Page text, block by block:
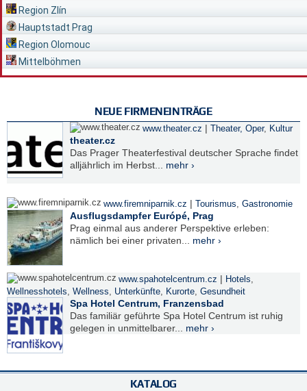
Region Zlín
Hauptstadt Prag
Region Olomouc
Mittelböhmen
NEUE FIRMENEINTRÄGE
www.theater.cz | Theater, Oper, Kultur
theater.cz
Das Prager Theaterfestival deutscher Sprache findet
alljährlich im Herbst... mehr ›
www.firemniparnik.cz | Tourismus, Gastronomie
Ausflugsdampfer Európé, Prag
Prag einmal aus anderer Perspektive erleben:
nämlich bei einer privaten... mehr ›
www.spahotelcentrum.cz | Hotels,
Wellnesshotels, Wellness, Unterkünfte, Kurorte, Gesundheit
Spa Hotel Centrum, Franzensbad
Das familiär geführte Spa Hotel Centrum ist ruhig
gelegen in unmittelbarer... mehr ›
KATALOG